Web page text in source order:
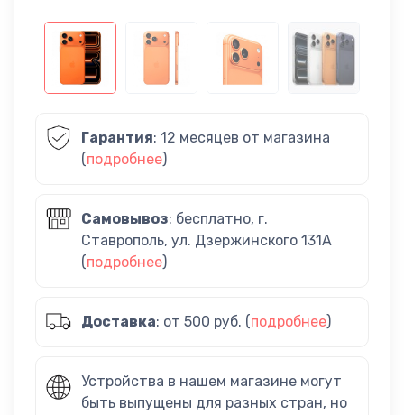
Гарантия: 12 месяцев от магазина
(подробнее)
Самовывоз: бесплатно, г.
Ставрополь, ул. Дзержинского 131А
(подробнее)
Доставка: от 500 руб. (подробнее)
Устройства в нашем магазине могут
быть выпущены для разных стран, но